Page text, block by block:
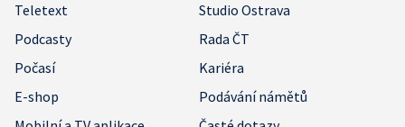
Teletext
Studio Ostrava
Podcasty
Rada ČT
Počasí
Kariéra
E-shop
Podávání námětů